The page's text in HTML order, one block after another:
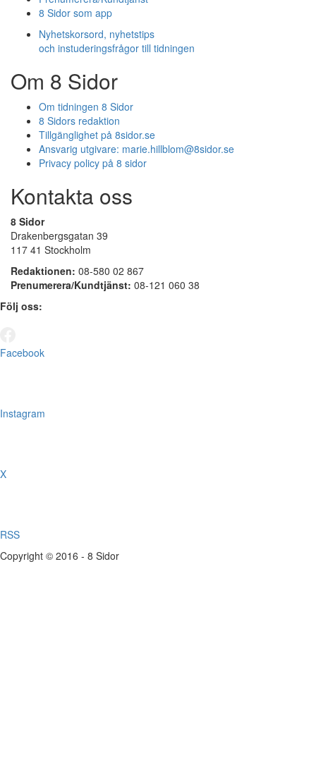
8 Sidor som app
Nyhetskorsord, nyhetstips
och instuderingsfrågor till tidningen
Om 8 Sidor
Om tidningen 8 Sidor
8 Sidors redaktion
Tillgänglighet på 8sidor.se
Ansvarig utgivare: marie.hillblom@8sidor.se
Privacy policy på 8 sidor
Kontakta oss
8 Sidor
Drakenbergsgatan 39
117 41 Stockholm
Redaktionen: 08-580 02 867
Prenumerera/Kundtjänst: 08-121 060 38
Följ oss:
Facebook
Instagram
X
RSS
Copyright © 2016 - 8 Sidor